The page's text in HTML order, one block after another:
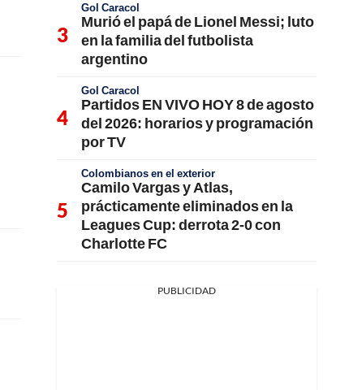
Gol Caracol
Murió el papá de Lionel Messi; luto
en la familia del futbolista
argentino
Gol Caracol
Partidos EN VIVO HOY 8 de agosto
del 2026: horarios y programación
por TV
Colombianos en el exterior
Camilo Vargas y Atlas,
prácticamente eliminados en la
Leagues Cup: derrota 2-0 con
Charlotte FC
PUBLICIDAD